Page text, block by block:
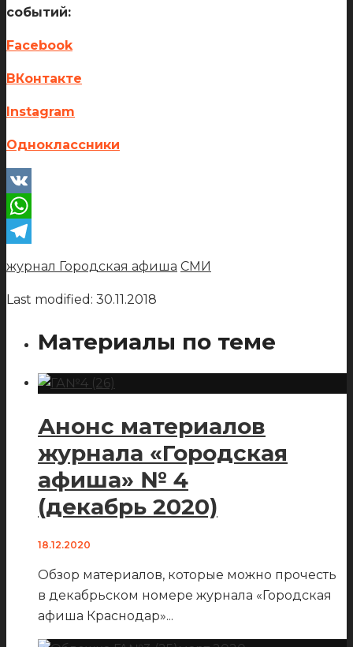
событий:
Facebook
ВКонтакте
Instagram
Одноклассники
VK
WhatsApp
журнал Городская афиша СМИ
Last modified: 30.11.2018
Материалы по теме
Анонс материалов
журнала «Городская
афиша» № 4
(декабрь 2020)
18.12.2020
Обзор материалов, которые можно прочесть
в декабрьском номере журнала «Городская
афиша Краснодар»...